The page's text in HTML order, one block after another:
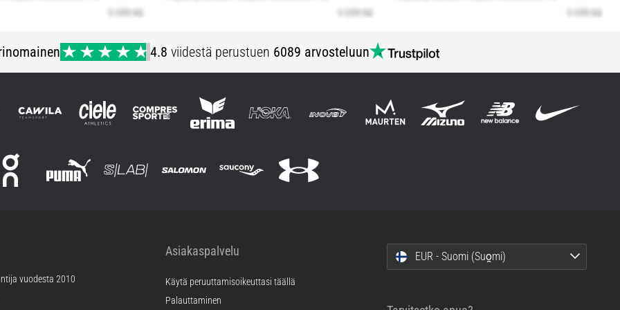
4.8 viidestä perustuen 6089 arvosteluun
vuodesta 2010
Asiakaspalvelu
Käytä peruuttamisoikeuttasi täällä
Palauttaminen
EUR - Suomi (Suo̯mi)